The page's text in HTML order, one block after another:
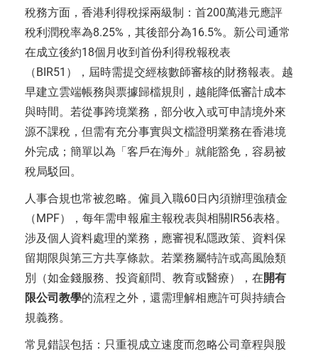
稅務方面，香港利得稅採兩級制：首200萬港元應評
稅利潤稅率為8.25%，其後部分為16.5%。新公司通常
在成立後約18個月收到首份利得稅報稅表
（BIR51），屆時需提交經核數師審核的財務報表。越
早建立雲端帳務與票據歸檔規則，越能降低審計成本
與時間。若從事跨境業務，部分收入或可申請境外來
源不課稅，但需有充分事實與文檔證明業務在香港境
外完成；簡單以為「客戶在海外」就能豁免，容易被
稅局駁回。
人事合規也常被忽略。僱員入職60日內須辦理強積金
（MPF），每年需申報雇主報稅表與相關IR56表格。
涉及個人資料處理的業務，應審視私隱政策、資料保
留期限與第三方共享條款。若業務屬特許或高風險類
別（如金錢服務、投資顧問、教育或醫療），在開有
限公司教學的流程之外，還需理解相應許可與持續合
規義務。
常見錯誤包括：只重視成立速度而忽略公司章程與股